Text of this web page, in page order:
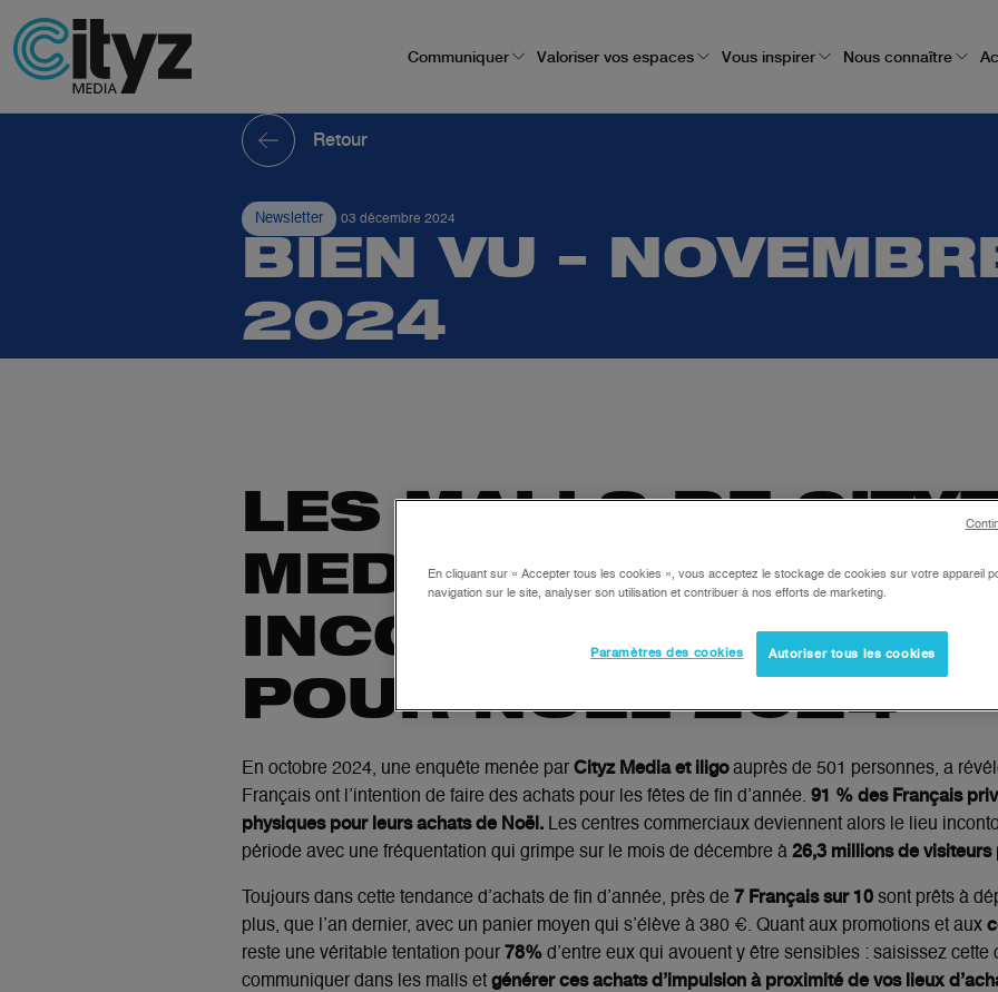
Communiquer Valoriser vos espaces Vous inspirer Nous connaître
Retour
Newsletter 03 décembre 2024
BIEN VU –
2024
LES MALLS DE
MEDIA :LIEUX
INCONTOURNABLES
POUR NOËL 2024
En octobre 2024, une enquête menée parCityz Media et iligoauprès de 501 personnes, a
Français ont l’intention de faire des achats pour les fêtes de fin d’année. 91 % des Français
physiques pour leurs achats de Noël. Les centres commerciaux deviennent alors le lieu
période avec une fréquentation qui grimpe sur le mois de décembre à26,3 millions de visiteurs
Toujours dans cette tendance d’achats de fin d’année, près de 7 Français sur 10 sont prêts à
plus, que l’an dernier, avec un panier moyen qui s’élève à 380 €. Quant aux promotions et aux
reste une véritable tentation pour 78% d’entre eux qui avouent y être sensibles : saisissez cette
communiquer dans les malls etgénérer ces achats d’impulsion à proximité de vos lieux
En cliquant sur « Accepter tous les cookies », vous acceptez le stockage de cookies sur votre appareil
navigation sur le site, analyser son utilisation et contribuer à nos efforts de marketing.
Paramètres des cookies Autoriser tous les cookies